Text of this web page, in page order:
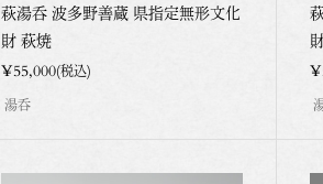
萩湯呑 波多野善蔵 県指定無形文化
財 萩焼
¥55,000(税込)
湯呑